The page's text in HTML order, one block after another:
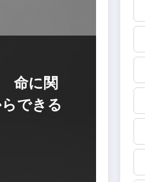
命に関
できる